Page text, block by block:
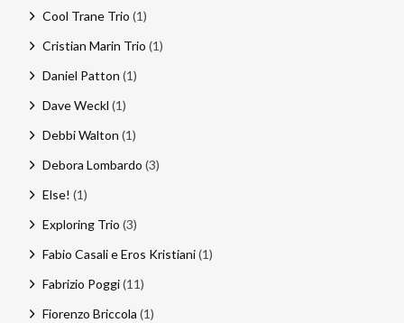
Cool Trane Trio (1)
Cristian Marin Trio (1)
Daniel Patton (1)
Dave Weckl (1)
Debbi Walton (1)
Debora Lombardo (3)
Else! (1)
Exploring Trio (3)
Fabio Casali e Eros Kristiani(1)
Fabrizio Poggi(11)
Fiorenzo Briccola (1)